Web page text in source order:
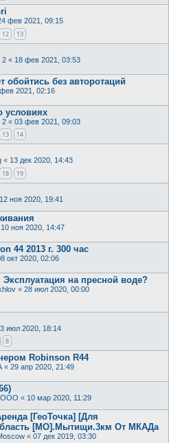
фев 2021, 09:15
12 13
2 « 18 фев 2021, 03:53
обойтись без авторотаций
2021, 02:16
условиях
2 « 03 фев 2021, 09:03
13 14
« 13 дек 2020, 14:43
18 19
12 ноя 2020, 19:41
10 ноя 2020, 14:47
44 2013 г. 300 час
окт 2020, 02:06
Эксплуатация на пресной воде?
« 28 июл 2020, 00:00
июл 2020, 18:14
8
Robinson R44
« 29 апр 2020, 21:49
ООО « 10 мар 2020, 11:29
[ГеоТочка] [Для
[МО].Мытищи.3км От МКАДа
« 07 дек 2019, 03:30